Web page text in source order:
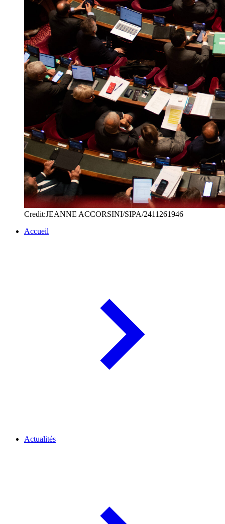
Credit:JEANNE ACCORSINI/SIPA/2411261946
Accueil
Actualités